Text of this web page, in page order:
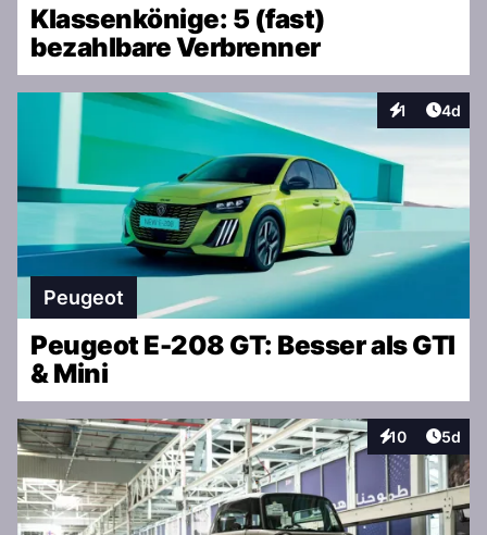
Klassenkönige: 5 (fast)
bezahlbare Verbrenner
1
Interaktionen
4d
Peugeot
Peugeot E-208 GT: Besser als GTI
& Mini
10
Interaktionen
5d